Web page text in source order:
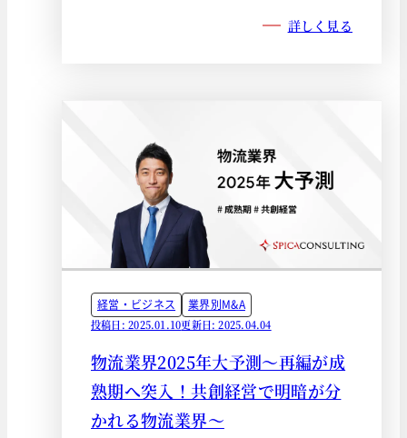
詳しく見る
経営・ビジネス 業界別M&A
投稿日: 2025.01.10更新日: 2025.04.04
物流業界2025年大予測～再編が成
熟期へ突入！共創経営で明暗が分
かれる物流業界～